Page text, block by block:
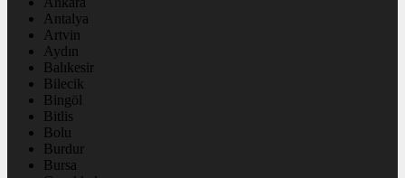
Antalya
Artvin
Aydın
Balıkesir
Bilecik
Bingöl
Bitlis
Bolu
Burdur
Bursa